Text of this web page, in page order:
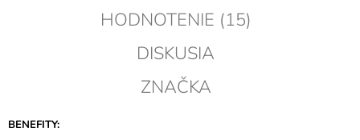
HODNOTENIE (15)
DISKUSIA
ZNAČKA
BENEFITY: